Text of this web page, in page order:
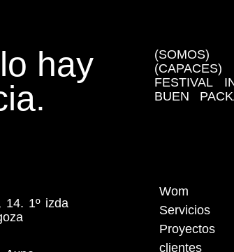
hay
(SOMOS)
FESTIVAL
BUEN
14. 1º izda
Wom
Servicios
Proyectos
clientes